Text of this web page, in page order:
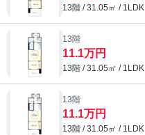
13階 / 31.05㎡ / 1LDK
13階
11.1万円
13階 / 31.05㎡ / 1LDK
13階
11.1万円
13階 / 31.05㎡ / 1LDK